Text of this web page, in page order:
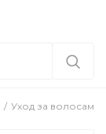
Уход за волосами